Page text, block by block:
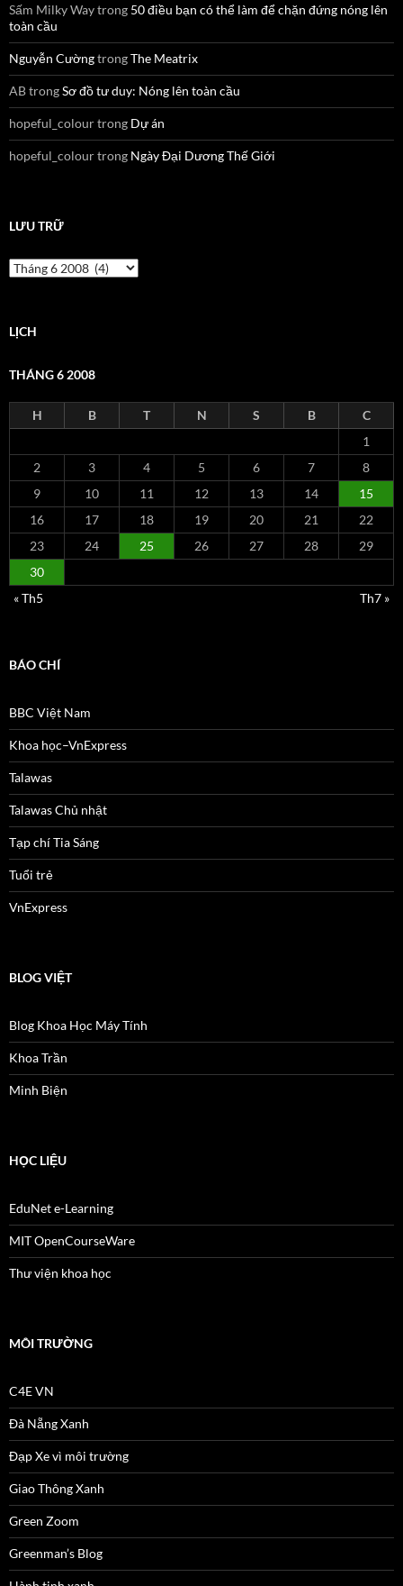
Sấm Milky Waytrong 50 điều bạn có thể làm để chặn đứng nóng lên
toàn cầu
Nguyễn CườngtrongThe Meatrix
ABtrongSơ đồ tư duy: Nóng lên toàn cầu
hopeful_colourtrong Dự án
hopeful_colourtrong Ngày Đại Dương Thế Giới
LƯU TRỮ
Lưu
trữ
LỊCH
THÁNG 6 2008
H B T N S B
C
1
2
3 4 5 6 7
8
9
10 11 12 13 14
15
16
17 18 19 20 21
22
23
24 25 26 27 28
29
30
« Th5
Th7 »
BÁO CHÍ
BBC Việt Nam
Khoa học–VnExpress
Talawas
Talawas Chủ nhật
Tạp chí Tia Sáng
Tuổi trẻ
VnExpress
BLOG VIỆT
Blog Khoa Học Máy Tính
Khoa Trần
Minh Biện
HỌC LIỆU
EduNet e-Learning
MIT OpenCourseWare
Thư viện khoa học
MÔI TRƯỜNG
C4E VN
Đà Nẵng Xanh
Đạp Xe vì môi trường
Giao Thông Xanh
Green Zoom
Greenman’s Blog